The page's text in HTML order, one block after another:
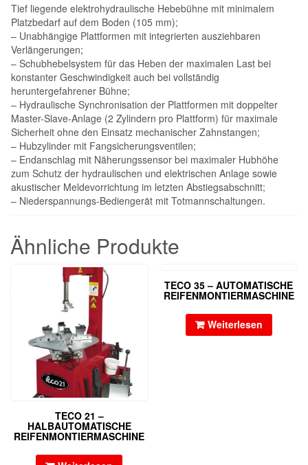
Tief liegende elektrohydraulische Hebebühne mit minimalem
Platzbedarf auf dem Boden (105 mm);
– Unabhängige Plattformen mit integrierten ausziehbaren
Verlängerungen;
– Schubhebelsystem für das Heben der maximalen Last bei
konstanter Geschwindigkeit auch bei vollständig
heruntergefahrener Bühne;
– Hydraulische Synchronisation der Plattformen mit doppelter
Master-Slave-Anlage (2 Zylindern pro Plattform) für maximale
Sicherheit ohne den Einsatz mechanischer Zahnstangen;
– Hubzylinder mit Fangsicherungsventilen;
– Endanschlag mit Näherungssensor bei maximaler Hubhöhe
zum Schutz der hydraulischen und elektrischen Anlage sowie
akustischer Meldevorrichtung im letzten Abstiegsabschnitt;
– Niederspannungs-Bediengerät mit Totmannschaltungen.
Ähnliche Produkte
TECO 21 –
HALBAUTOMATISCHE
REIFENMONTIERMASCHINE
TECO 35 – AUTOMATISCHE
REIFENMONTIERMASCHINE
Weiterlesen